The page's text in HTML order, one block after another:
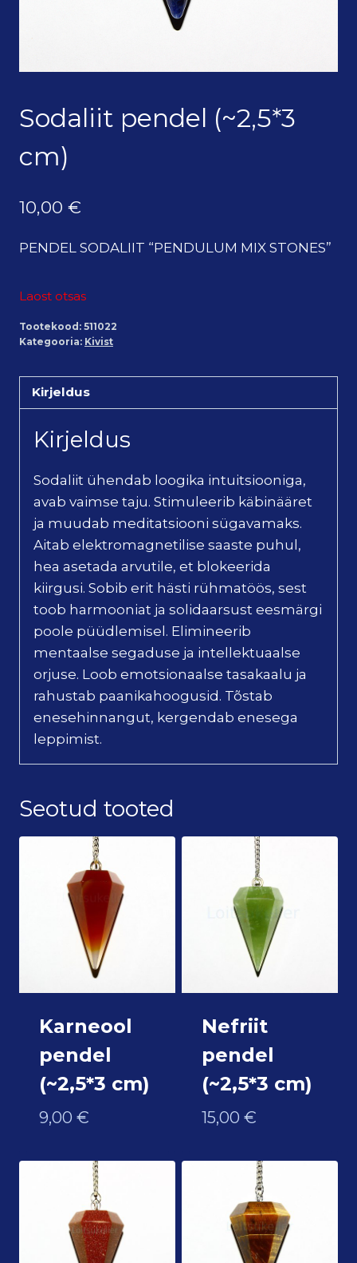
Sodaliit pendel (~2,5*3
cm)
10,00 €
PENDEL SODALIIT “PENDULUM MIX STONES”
Laost otsas
Tootekood: 511022
Kategooria: Kivist
Kirjeldus
Kirjeldus
Sodaliit ühendab loogika intuitsiooniga,
avab vaimse taju. Stimuleerib käbinääret
ja muudab meditatsiooni sügavamaks.
Aitab elektromagnetilise saaste puhul,
hea asetada arvutile, et blokeerida
kiirgusi. Sobib erit hästi rühmatöös, sest
toob harmooniat ja solidaarsust eesmärgi
poole püüdlemisel. Elimineerib
mentaalse segaduse ja intellektuaalse
orjuse. Loob emotsionaalse tasakaalu ja
rahustab paanikahoogusid. Tõstab
enesehinnangut, kergendab enesega
leppimist.
Seotud tooted
Karneool
pendel
(~2,5*3 cm)
9,00 €
Nefriit
pendel
(~2,5*3 cm)
15,00 €